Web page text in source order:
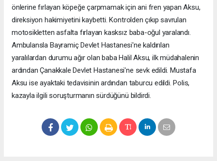
önlerine fırlayan köpeğe çarpmamak için ani fren yapan Aksu,
direksiyon hakimiyetini kaybetti. Kontrolden çıkıp savrulan
motosikletten asfalta fırlayan kasksız baba-oğul yaralandı.
Ambulansla Bayramiç Devlet Hastanesi'ne kaldırılan
yaralılardan durumu ağır olan baba Halil Aksu, ilk müdahalenin
ardından Çanakkale Devlet Hastanesi'ne sevk edildi. Mustafa
Aksu ise ayaktaki tedavisinin ardından taburcu edildi. Polis,
kazayla ilgili soruşturmanın sürdüğünü bildirdi.